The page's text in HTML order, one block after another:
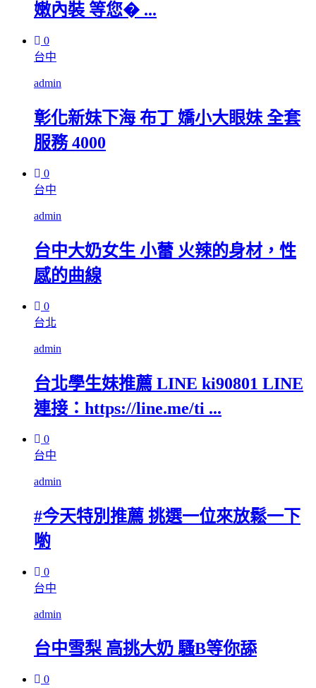
嫩內裝 等您� ...
0
台中
admin
彰化新妹下海 布丁 嬌小大眼妹 全套
服務 4000
0
台中
admin
台中大奶女生 小蕾 火辣的身材，性
感的曲線
0
台北
admin
台北學生妹推薦 LINE ki90801 LINE
連接：https://line.me/ti ...
0
台中
admin
#今天特別推薦 挑選一位來放鬆一下
喲
0
台中
admin
台中雪梨 高挑大奶 騷B等你舔
0